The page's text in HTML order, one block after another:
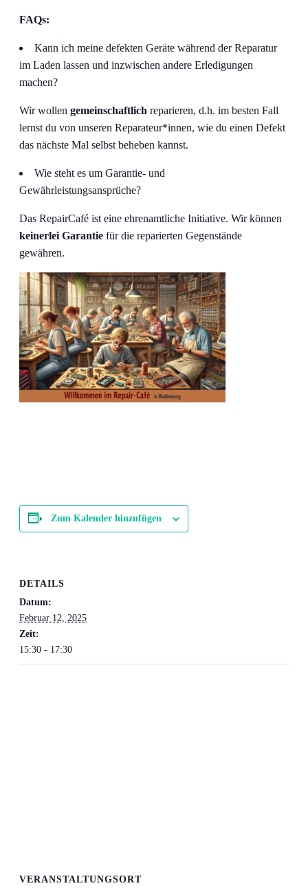
FAQs:
Kann ich meine defekten Geräte während der Reparatur
im Laden lassen und inzwischen andere Erledigungen
machen?
Wir wollen gemeinschaftlich reparieren, d.h. im besten Fall
lernst du von unseren Reparateur*innen, wie du einen Defekt
das nächste Mal selbst beheben kannst.
Wie steht es um Garantie- und
Gewährleistungsansprüche?
Das RepairCafé ist eine ehrenamtliche Initiative. Wir können
keinerlei Garantie für die reparierten Gegenstände
gewähren.
Zum Kalender hinzufügen
DETAILS
Datum:
Februar 12, 2025
Zeit:
15:30 - 17:30
VERANSTALTUNGSORT